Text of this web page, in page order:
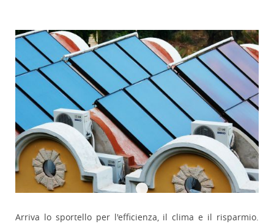
Arriva lo sportello per l'efficienza, il clima e il risparmio.